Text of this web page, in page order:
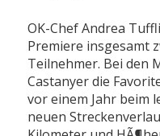
OK-Chef Andrea
Premiere insgesamt
Teilnehmer. Bei den
Castanyer die
vor einem Jahr beim
neuen